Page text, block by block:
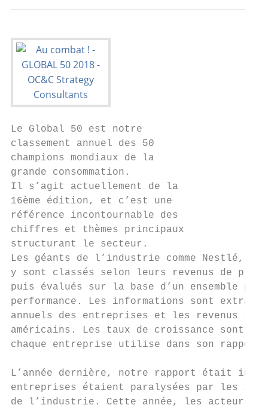
Le Global 50 est notre
classement annuel des 50
champions mondiaux de la
grande consommation.
Il s’agit actuellement de la
16ème édition, et c’est une
référence incontournable des
chiffres et thèmes principaux
structurant le secteur.
Les géants de l’industrie comme Nestlé,
y sont classés selon leurs revenus de
puis évalués sur la base d’un ensemble
performance. Les informations sont
annuels des entreprises et les revenus
américains. Les taux de croissance sont
chaque entreprise utilise dans son rapport
L’année dernière, notre rapport était
entreprises étaient paralysées par les
de l’industrie. Cette année, les acteurs du